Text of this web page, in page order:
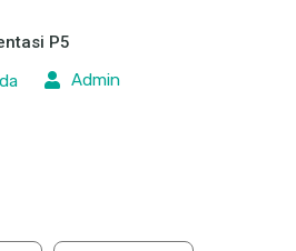
P5
Admin